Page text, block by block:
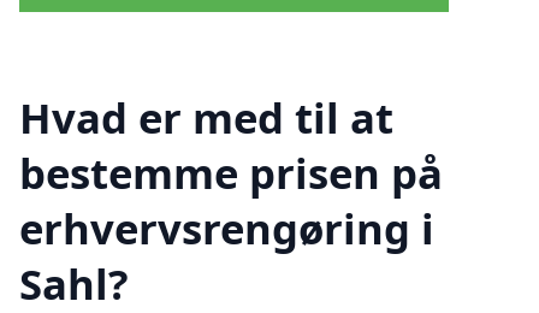
Hvad er med til at
bestemme prisen på
erhvervsrengøring i
Sahl?